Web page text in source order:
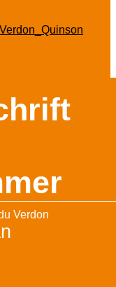
Verdon